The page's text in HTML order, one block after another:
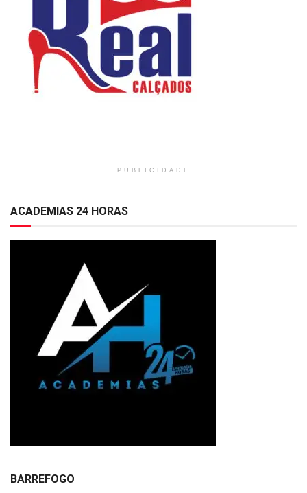
PUBLICIDADE
ACADEMIAS 24 HORAS
BARREFOGO